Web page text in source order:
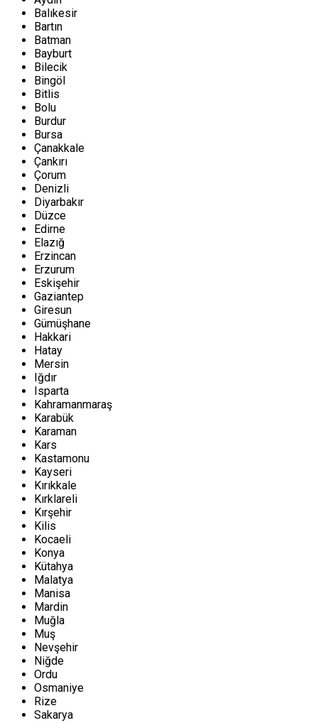
Balıkesir
Bartın
Batman
Bayburt
Bilecik
Bingöl
Bitlis
Bolu
Burdur
Bursa
Çanakkale
Çankırı
Çorum
Denizli
Diyarbakır
Düzce
Edirne
Elazığ
Erzincan
Erzurum
Eskişehir
Gaziantep
Giresun
Gümüşhane
Hakkari
Hatay
Mersin
Iğdır
Isparta
Kahramanmaraş
Karabük
Karaman
Kars
Kastamonu
Kayseri
Kırıkkale
Kırklareli
Kırşehir
Kilis
Kocaeli
Konya
Kütahya
Malatya
Manisa
Mardin
Muğla
Muş
Nevşehir
Niğde
Ordu
Osmaniye
Rize
Sakarya